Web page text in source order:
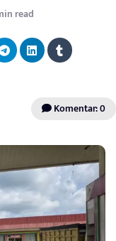
read
Komentar: 0